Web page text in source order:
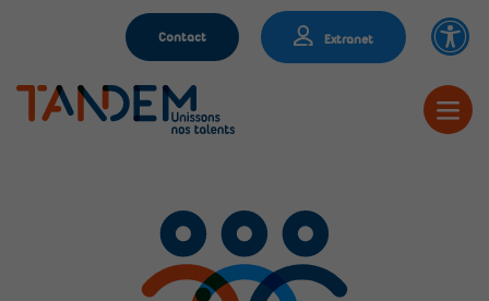
Contact Extranet